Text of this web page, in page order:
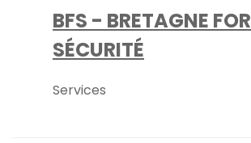
BFS - BRETAGNE
SÉCURITÉ
Services